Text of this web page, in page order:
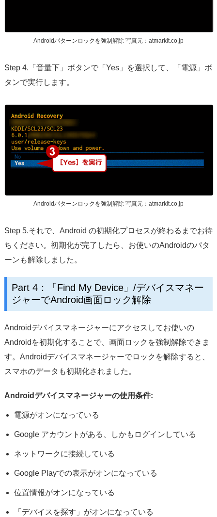
Androidパターンロックを強制解除 写真元：atmarkit.co.jp
Step 4.「音量下」ボタンで「Yes」を選択して、「電源」ボ
タンで実行します。
Androidパターンロックを強制解除 写真元：atmarkit.co.jp
Step 5.それで、Android の初期化プロセスが終わるまでお待
ちください。初期化が完了したら、お使いのAndroidのパタ
ーンも解除しました。
Part 4：「Find My Device」/デバイスマネー
ジャーでAndroid画面ロック解除
Androidデバイスマネージャーにアクセスしてお使いの
Androidを初期化することで、画面ロックを強制解除できま
す。Androidデバイスマネージャーでロックを解除すると、
スマホのデータも初期化されました。
Androidデバイスマネージャーの使用条件:
電源がオンになっている
Google アカウントがある、しかもログインしている
ネットワークに接続している
Google Playでの表示がオンになっている
位置情報がオンになっている
「デバイスを探す」がオンになっている